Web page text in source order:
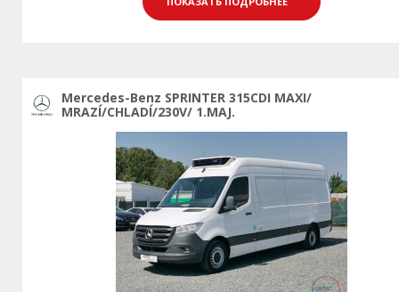
Mercedes-Benz SPRINTER 315CDI MAXI/
MRAZÍ/CHLADÍ/230V/ 1.MAJ.